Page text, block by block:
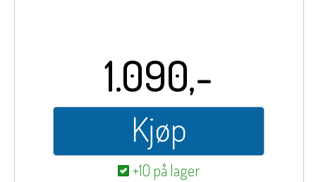
1.090,-
Kjøp
+10 på lager